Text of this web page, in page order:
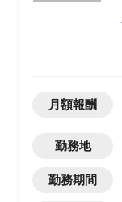
月額報酬
勤務地
勤務期間